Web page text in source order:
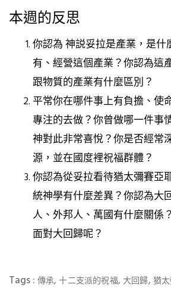
本週的反思
你認為 神説妥拉是產業，是
有、經營這個產業？你認為這
跟物質的產業有什麼區別？
平常你在哪件事上有負擔、使
專注的去做？你曾做哪一件事
神對此非常喜悅？你是否經常
源，並在國度裡祝福群體？
你認為從妥拉看待猶太彌賽亞
統神學有什麼差異？你認為大
人、外邦人、萬國有什麼關係
面對大回歸呢？
Tags : 傳承,十二支派的祝福, 大回歸, 猶